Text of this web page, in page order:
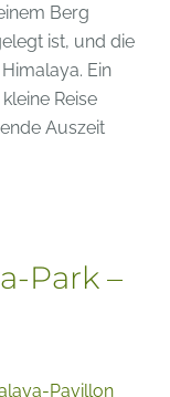
Berg
ist, und die
Ein
Reise
Auszeit
Park –
Pavillon